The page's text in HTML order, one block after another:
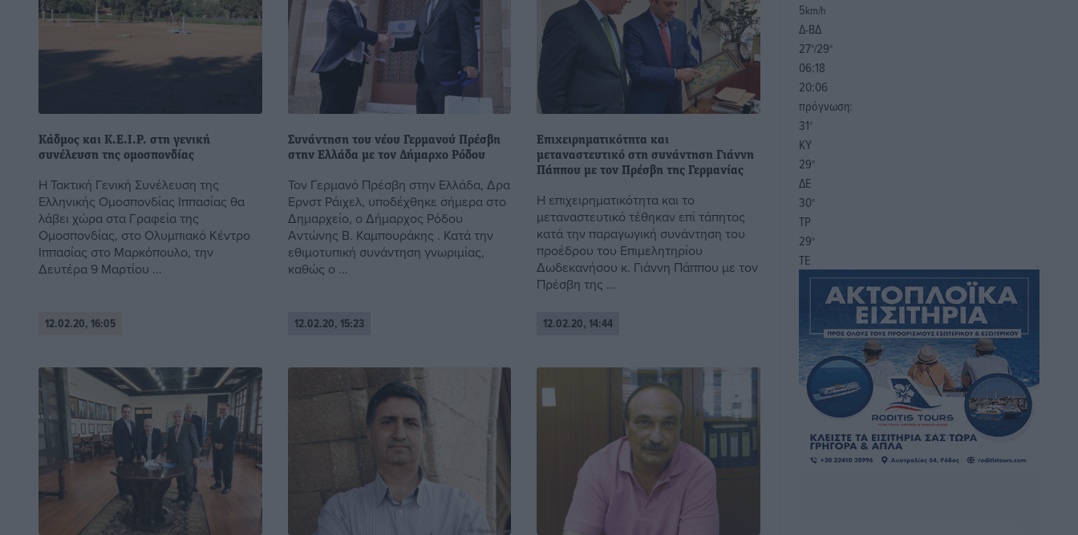
Κάδμος και Κ.Ε.Ι.Ρ. στη γενική
συνέλευση της ομοσπονδίας
Η Τακτική Γενική Συνέλευση της
Ελληνικής Ομοσπονδίας Ιππασίας θα
λάβει χώρα στα Γραφεία της
Ομοσπονδίας, στο Ολυμπιακό Κέντρο
Ιππασίας στο Μαρκόπουλο, την
Δευτέρα 9 Μαρτίου ...
12.02.20, 16:05
Συνάντηση του νέου Γερμανού Πρέσβη
στην Ελλάδα με τον Δήμαρχο Ρόδου
Τον Γερμανό Πρέσβη στην Ελλάδα, Δρα
Ερνστ Ράιχελ, υποδέχθηκε σήμερα στο
Δημαρχείο, ο Δήμαρχος Ρόδου
Αντώνης Β. Καμπουράκης . Κατά την
εθιμοτυπική συνάντηση γνωριμίας,
καθώς ο ...
12.02.20, 15:23
Επιχειρηματικότητα και
μεταναστευτικό στη συνάντηση Γιάννη
Πάππου με τον Πρέσβη της Γερμανίας
Η επιχειρηματικότητα και το
μεταναστευτικό τέθηκαν επί τάπητος
κατά την παραγωγική συνάντηση του
προέδρου του Επιμελητηρίου
Δωδεκανήσου κ. Γιάννη Πάππου με τον
Πρέσβη της ...
12.02.20, 14:44
5km/h
Δ-ΒΔ
27°/29°
06:18
20:06
πρόγνωση:
31°
ΚΥ
29°
ΔΕ
30°
ΤΡ
29°
ΤΕ